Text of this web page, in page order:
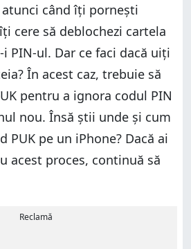
când îți pornești
cere să deblochezi cartela
PIN-ul. Dar ce faci dacă uiți
În acest caz, trebuie să
pentru a ignora codul PIN
nou. Însă știi unde și cum
PUK pe un iPhone? Dacă ai
acest proces, continuă să
Reclamă